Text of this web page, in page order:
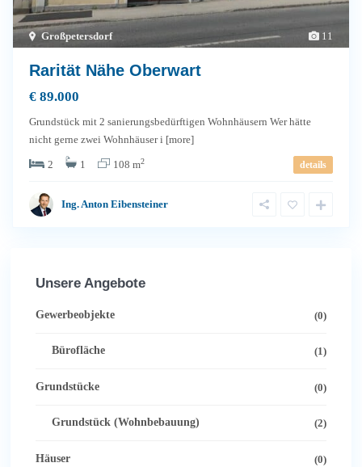
11
Großpetersdorf
Rarität Nähe Oberwart
€ 89.000
Grundstück mit 2 sanierungsbedürftigen Wohnhäusern Wer hätte
nicht gerne zwei Wohnhäuser i [more]
2 1 108 m2 details
Ing. Anton Eibensteiner
Unsere Angebote
Gewerbeobjekte (0)
Bürofläche (1)
Grundstücke (0)
Grundstück (Wohnbebauung) (2)
Häuser (0)